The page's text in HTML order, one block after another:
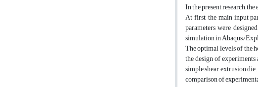
In the present research,
At first, the main input
parameters were
simulation in Abaqus/
The optimal levels of the
the design of
simple shear extrusion
comparison of